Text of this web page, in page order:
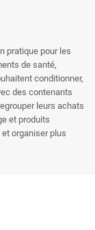
pratique pour les
de santé,
conditionner,
des contenants
leurs achats
et produits
organiser plus